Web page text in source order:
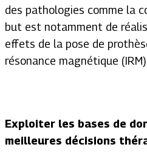
des pathologies comme la
but est notamment de
effets de la pose de
résonance magnétique (IRM).
Exploiter les bases de
meilleures décisions